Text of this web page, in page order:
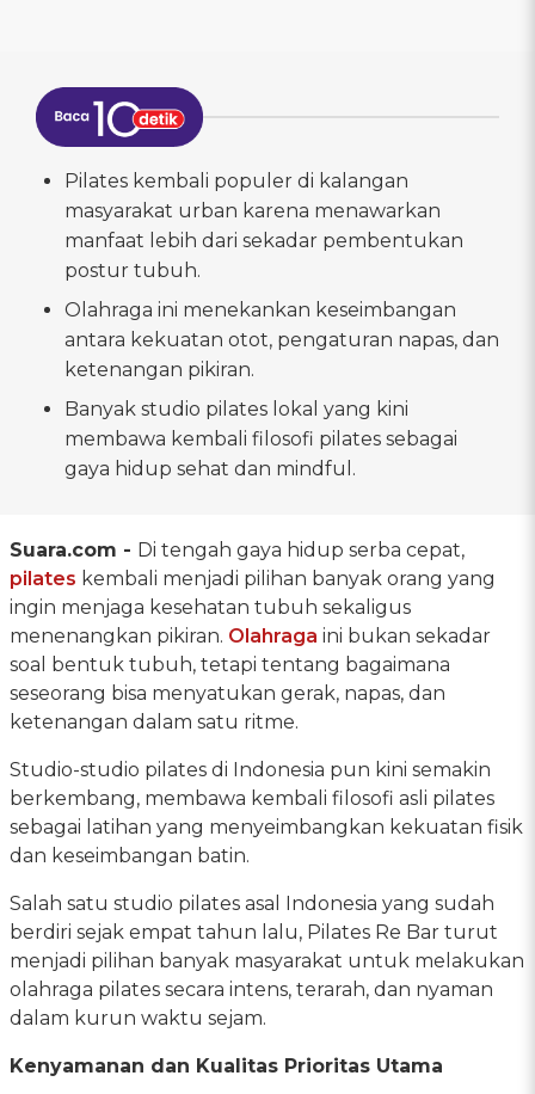
Pilates kembali populer di kalangan
masyarakat urban karena menawarkan
manfaat lebih dari sekadar pembentukan
postur tubuh.
Olahraga ini menekankan keseimbangan
antara kekuatan otot, pengaturan napas, dan
ketenangan pikiran.
Banyak studio pilates lokal yang kini
membawa kembali filosofi pilates sebagai
gaya hidup sehat dan mindful.
Suara.com - Di tengah gaya hidup serba cepat,
pilates kembali menjadi pilihan banyak orang yang
ingin menjaga kesehatan tubuh sekaligus
menenangkan pikiran. Olahraga ini bukan sekadar
soal bentuk tubuh, tetapi tentang bagaimana
seseorang bisa menyatukan gerak, napas, dan
ketenangan dalam satu ritme.
Studio-studio pilates di Indonesia pun kini semakin
berkembang, membawa kembali filosofi asli pilates
sebagai latihan yang menyeimbangkan kekuatan fisik
dan keseimbangan batin.
Salah satu studio pilates asal Indonesia yang sudah
berdiri sejak empat tahun lalu, Pilates Re Bar turut
menjadi pilihan banyak masyarakat untuk melakukan
olahraga pilates secara intens, terarah, dan nyaman
dalam kurun waktu sejam.
Kenyamanan dan Kualitas Prioritas Utama